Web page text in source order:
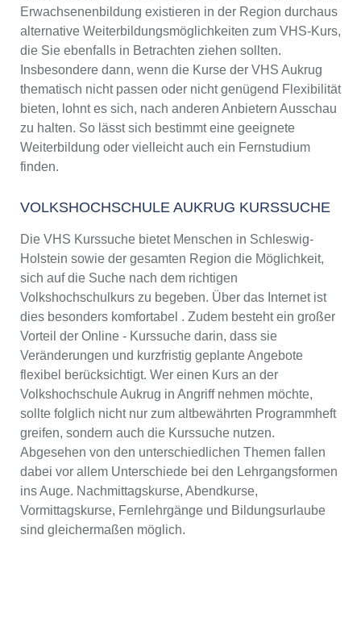
Erwachsenenbildung existieren in der Region durchaus
alternative Weiterbildungsmöglichkeiten zum VHS-Kurs,
die Sie ebenfalls in Betrachten ziehen sollten.
Insbesondere dann, wenn die Kurse der VHS Aukrug
thematisch nicht passen oder nicht genügend Flexibilität
bieten, lohnt es sich, nach anderen Anbietern Ausschau
zu halten. So lässt sich bestimmt eine geeignete
Weiterbildung oder vielleicht auch ein Fernstudium
finden.
VOLKSHOCHSCHULE AUKRUG KURSSUCHE
Die VHS Kurssuche bietet Menschen in Schleswig-
Holstein sowie der gesamten Region die Möglichkeit,
sich auf die Suche nach dem richtigen
Volkshochschulkurs zu begeben. Über das Internet ist
dies besonders komfortabel . Zudem besteht ein großer
Vorteil der Online - Kurssuche darin, dass sie
Veränderungen und kurzfristig geplante Angebote
flexibel berücksichtigt. Wer einen Kurs an der
Volkshochschule Aukrug in Angriff nehmen möchte,
sollte folglich nicht nur zum altbewährten Programmheft
greifen, sondern auch die Kurssuche nutzen.
Abgesehen von den unterschiedlichen Themen fallen
dabei vor allem Unterschiede bei den Lehrgangsformen
ins Auge. Nachmittagskurse, Abendkurse,
Vormittagskurse, Fernlehrgänge und Bildungsurlaube
sind gleichermaßen möglich.